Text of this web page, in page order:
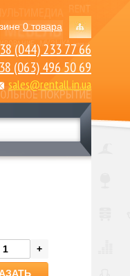
0 товара
(044) 233 77 66
(063) 496 50 69
sales@rentall.in.ua
+